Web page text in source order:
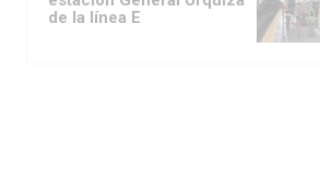
de la línea E